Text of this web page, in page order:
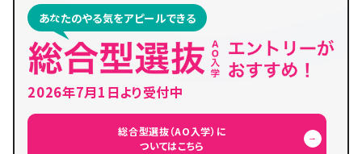
あなたのやる気をアピールできる
2026年7月1日より受付中
総合型選抜（AO入学）に
ついてはこちら